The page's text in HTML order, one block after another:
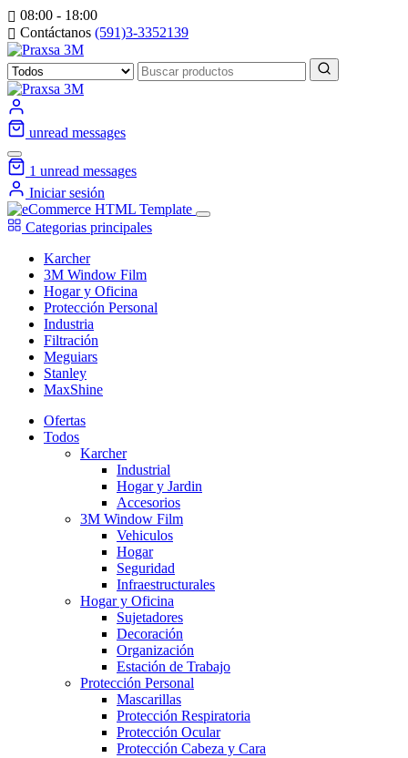
08:00 - 18:00
Contáctanos (591)3-3352139
unread messages
1 unread messages
Iniciar sesión
Categorias principales
Karcher
3M Window Film
Hogar y Oficina
Protección Personal
Industria
Filtración
Meguiars
Stanley
MaxShine
Ofertas
Todos
Karcher
Industrial
Hogar y Jardin
Accesorios
3M Window Film
Vehiculos
Hogar
Seguridad
Infraestructurales
Hogar y Oficina
Sujetadores
Decoración
Organización
Estación de Trabajo
Protección Personal
Mascarillas
Protección Respiratoria
Protección Ocular
Protección Cabeza y Cara